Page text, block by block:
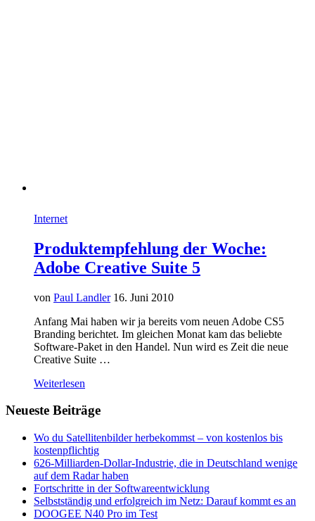
Internet
Produktempfehlung der Woche:
Adobe Creative Suite 5
von Paul Landler 16. Juni 2010
Anfang Mai haben wir ja bereits vom neuen Adobe CS5
Branding berichtet. Im gleichen Monat kam das beliebte
Software-Paket in den Handel. Nun wird es Zeit die neue
Creative Suite …
Weiterlesen
Neueste Beiträge
Wo du Satellitenbilder herbekommst – von kostenlos bis
kostenpflichtig
626-Milliarden-Dollar-Industrie, die in Deutschland wenige
auf dem Radar haben
Fortschritte in der Softwareentwicklung
Selbstständig und erfolgreich im Netz: Darauf kommt es an
DOOGEE N40 Pro im Test